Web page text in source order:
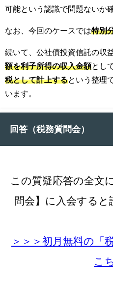
可能という認識で問題ないか
なお、今回のケースでは特別
続いて、公社債投資信託の収
額を利子所得の収入金額とし
税として計上するという整理
います。
回答（税務質問会）
この質疑応答の全文
問会】に入会する
＞＞＞初月無料の「
こ